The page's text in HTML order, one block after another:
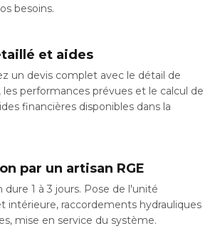
besoins.
et aides
un devis complet avec le détail de
les performances prévues et le calcul de
financières disponibles dans la
par un artisan RGE
dure 1 à 3 jours. Pose de l'unité
intérieure, raccordements hydrauliques
mise en service du système.